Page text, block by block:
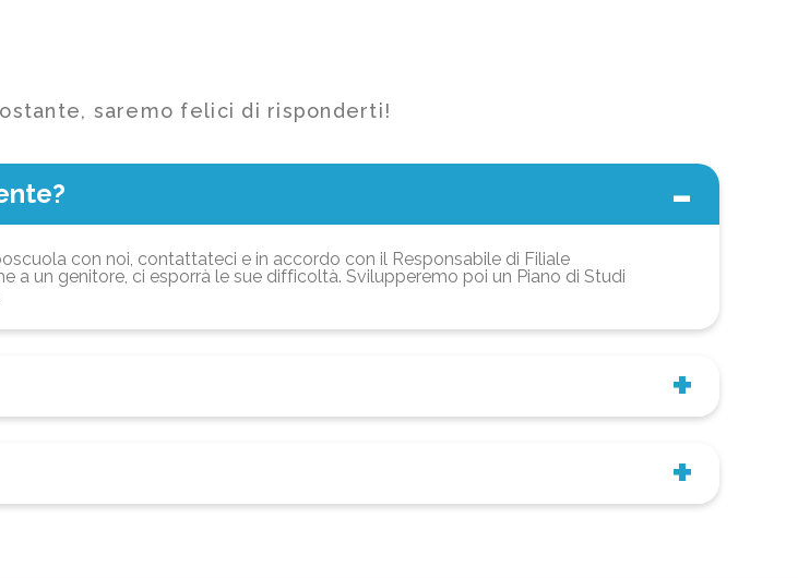
saremo felici di risponderti!
con noi, contattateci e in accordo con il Responsabile di Filiale
a un genitore, ci esporrà le sue difficoltà. Svilupperemo poi un Piano di Studi